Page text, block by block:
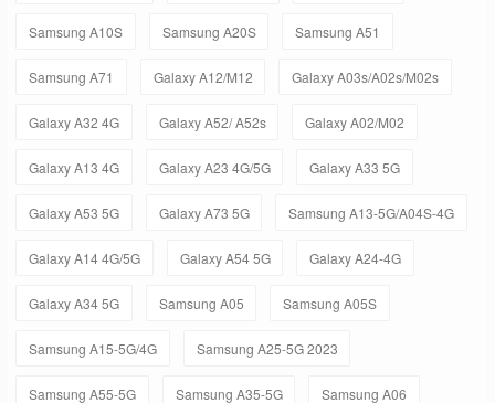
Samsung A10S Samsung A20S Samsung A51
Samsung A71 Galaxy A12/M12 Galaxy A03s/A02s/M02s
Galaxy A32 4G Galaxy A52/ A52s Galaxy A02/M02
Galaxy A13 4G Galaxy A23 4G/5G Galaxy A33 5G
Galaxy A53 5G Galaxy A73 5G Samsung A13-5G/A04S-4G
Galaxy A14 4G/5G Galaxy A54 5G Galaxy A24-4G
Galaxy A34 5G Samsung A05 Samsung A05S
Samsung A15-5G/4G Samsung A25-5G 2023
Samsung A55-5G Samsung A35-5G Samsung A06